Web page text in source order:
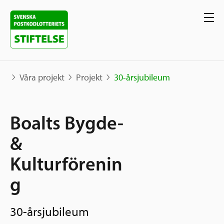
Projekt
Karta
Berättelser
Våra stöd
Sverige och övriga världen
Grannskapsinitiativet
Samhällsentreprenörskap
Sök stöd
Ansök
Våra projekt Projekt 30-årsjubileum
Boalts Bygde-
&
Kulturförenin
g
30-årsjubileum